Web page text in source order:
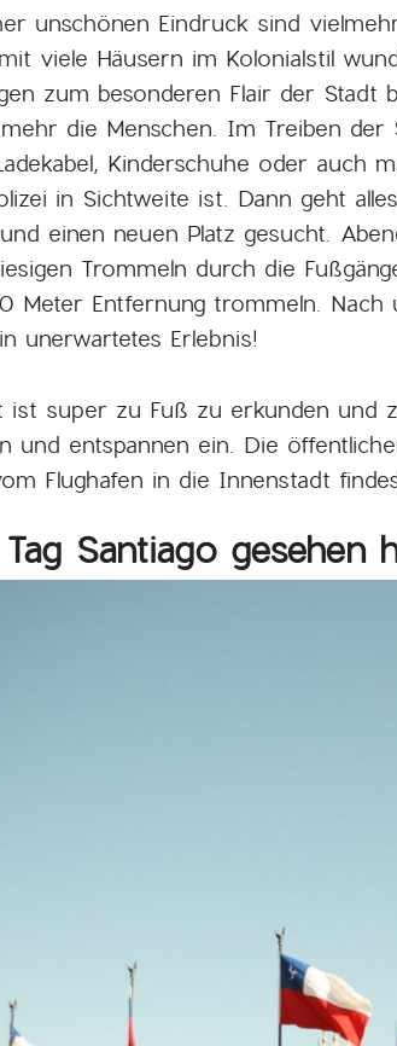
unschönen Eindruck sind
viele Häusern im Kolonialstil
zum besonderen Flair der
die Menschen. Im Treiben der
Kinderschuhe oder auch
in Sichtweite ist. Dann geht
einen neuen Platz gesucht.
Trommeln durch die
Entfernung trommeln. Nach
unerwartetes Erlebnis!
super zu Fuß zu erkunden und
und entspannen ein. Die
Flughafen in die Innenstadt
Santiago gesehen